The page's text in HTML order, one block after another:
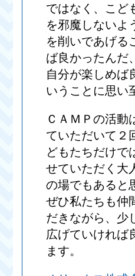
ではなく、こど
を邪魔しないよ
を削いであげる
ば良かったんだ
自分が楽しめば
いうことに思い
ＣＡＭＰの活動
ていただいて２
どもたちだけで
せていただく大
の場でもあると
ぜひ私たちも仲
だきながら、少
広げていければ
ます。